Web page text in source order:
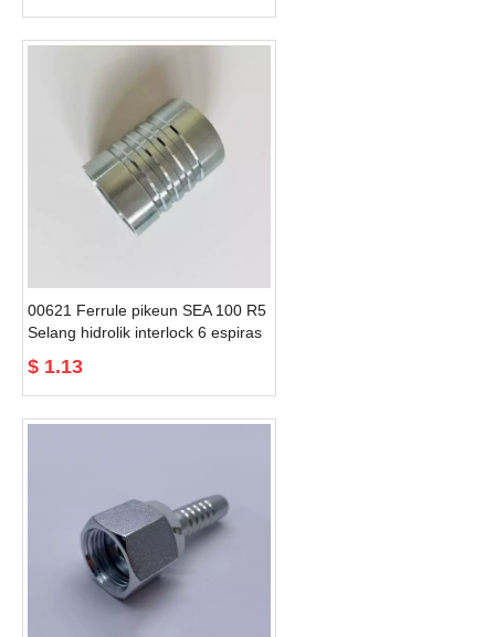
00621 Ferrule pikeun SEA 100 R5
Selang hidrolik interlock 6 espiras
$ 1.13